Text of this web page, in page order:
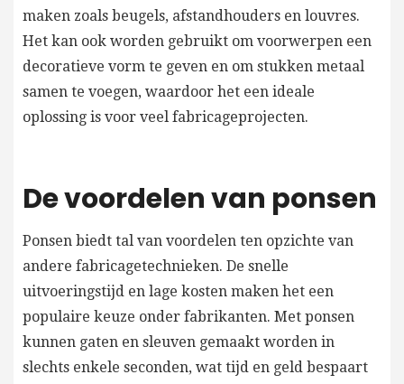
maken zoals beugels, afstandhouders en louvres.
Het kan ook worden gebruikt om voorwerpen een
decoratieve vorm te geven en om stukken metaal
samen te voegen, waardoor het een ideale
oplossing is voor veel fabricageprojecten.
De voordelen van ponsen
Ponsen biedt tal van voordelen ten opzichte van
andere fabricagetechnieken. De snelle
uitvoeringstijd en lage kosten maken het een
populaire keuze onder fabrikanten. Met ponsen
kunnen gaten en sleuven gemaakt worden in
slechts enkele seconden, wat tijd en geld bespaart